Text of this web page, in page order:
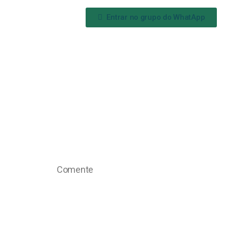
Entrar no grupo do WhatApp
Comente